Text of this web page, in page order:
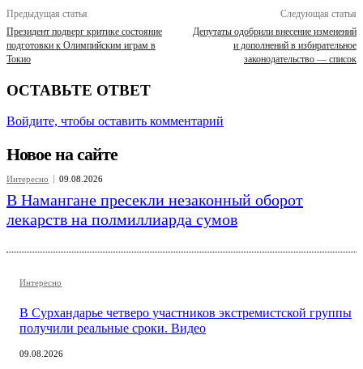
Предыдущая статья
Президент подверг критике состояние
подготовки к Олимпийским играм в
Токио
Следующая статья
Депутаты одобрили внесение изменений
и дополнений в избирательное
законодательство — список
ОСТАВЬТЕ ОТВЕТ
Войдите, чтобы оставить комментарий
Новое на сайте
Интересно 09.08.2026
В Намангане пресекли незаконный оборот
лекарств на полмиллиарда сумов
Интересно
В Сурхандарье четверо участников экстремистской группы
получили реальные сроки. Видео
09.08.2026